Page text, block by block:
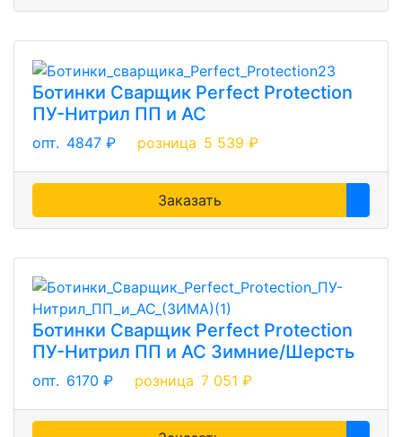
Ботинки Сварщик Perfect Protection
ПУ-Нитрил ПП и АС
опт. 4847 ₽ розница 5 539 ₽
Заказать
Ботинки Сварщик Perfect Protection
ПУ-Нитрил ПП и АС Зимние/Шерсть
опт. 6170 ₽ розница 7 051 ₽